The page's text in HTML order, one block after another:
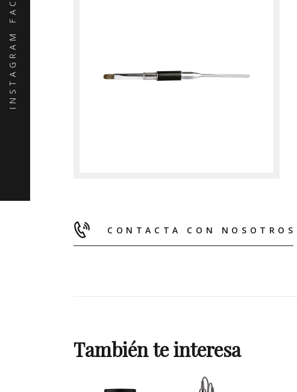
INSTAGRAM
CONTACTA CON NOSOTROS
También te interesa